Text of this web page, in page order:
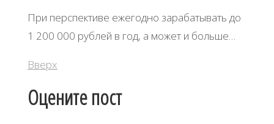
При перспективе ежегодно зарабатывать до
1 200 000 рублей в год, а может и больше…
Вверх
Оцените пост